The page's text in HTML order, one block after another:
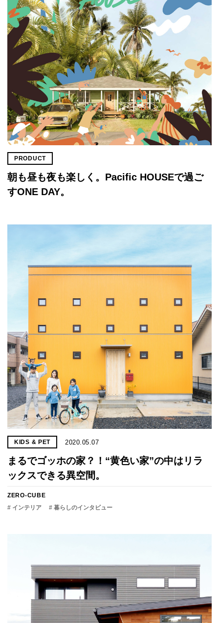
PRODUCT
朝も昼も夜も楽しく。Pacific HOUSEで過ご
すONE DAY。
KIDS & PET 2020.05.07
まるでゴッホの家？！“黄色い家”の中はリラ
ックスできる異空間。
ZERO-CUBE
# インテリア
# 暮らしのインタビュー